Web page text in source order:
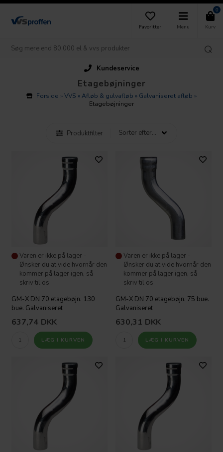
Favoritter Menu
0
Kurv
Kundeservice
Etagebøjninger
Forside »VVS »Afløb & gulvafløb » Galvaniseret afløb »
Etagebøjninger
Produktfilter
Varen er ikke på lager -
Ønsker du at vide hvornår den
kommer på lager igen, så
skriv til os
GM-X DN 70 etagebøjn. 130
bue. Galvaniseret
637,74 DKK
Varen er ikke på lager -
Ønsker du at vide hvornår den
kommer på lager igen, så
skriv til os
GM-X DN 70 etagebøjn. 75 bue.
Galvaniseret
630,31 DKK